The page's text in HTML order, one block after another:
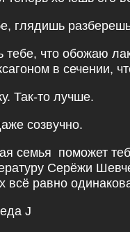
глядишь
тебе, что обожаю
в сечении,
Так-то лучше.
созвучно.
семья поможет
Серёжи
всё равно
J